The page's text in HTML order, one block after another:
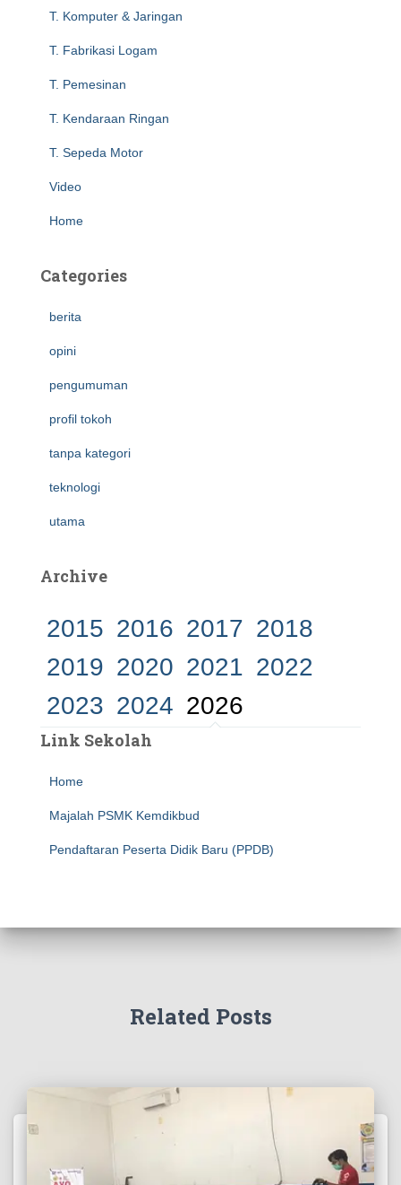
T. Komputer & Jaringan
T. Fabrikasi Logam
T. Pemesinan
T. Kendaraan Ringan
T. Sepeda Motor
Video
Home
Categories
berita
opini
pengumuman
profil tokoh
tanpa kategori
teknologi
utama
Archive
2015 2016 2017 2018
2019 2020 2021 2022
2023 2024 2026
Link Sekolah
Home
Majalah PSMK Kemdikbud
Pendaftaran Peserta Didik Baru (PPDB)
Related Posts